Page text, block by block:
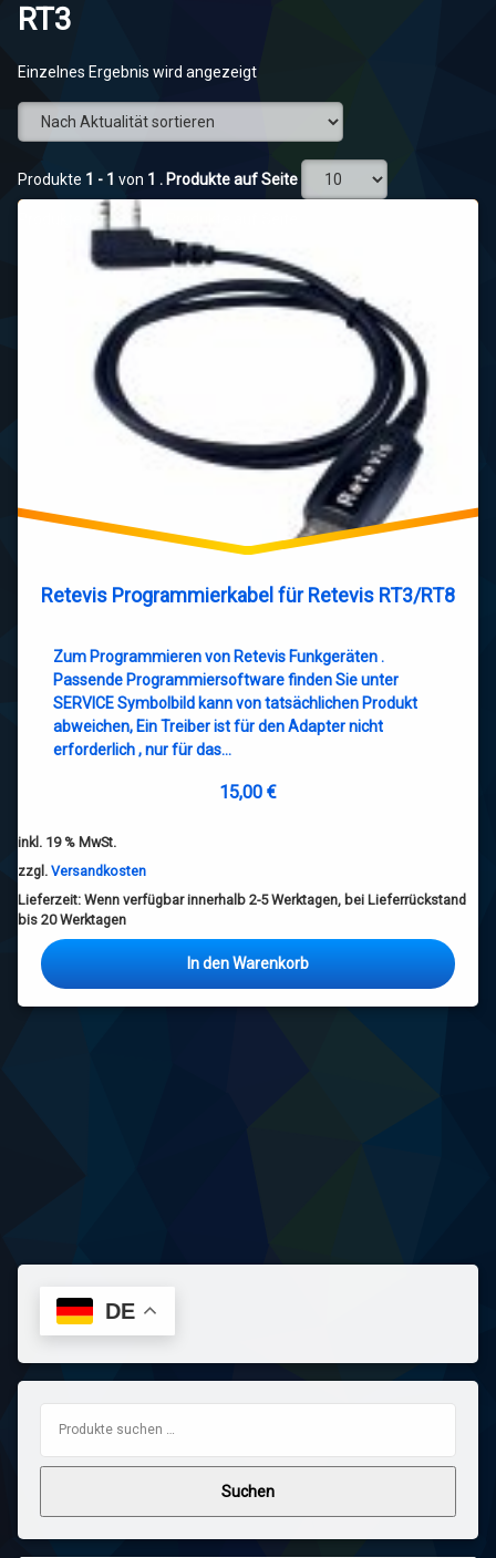
RT3
Einzelnes Ergebnis wird angezeigt
Produkte 1 - 1 von 1 . Produkte auf Seite
Retevis Programmierkabel für Retevis RT3/RT8
Zum Programmieren von Retevis Funkgeräten .
Passende Programmiersoftware finden Sie unter
SERVICE Symbolbild kann von tatsächlichen Produkt
abweichen, Ein Treiber ist für den Adapter nicht
erforderlich , nur für das…
15,00 €
inkl. 19 % MwSt.
zzgl. Versandkosten
Lieferzeit: Wenn verfügbar innerhalb 2-5 Werktagen, bei Lieferrückstand
bis 20 Werktagen
In den Warenkorb
1 - 1 von
DE
Suchen